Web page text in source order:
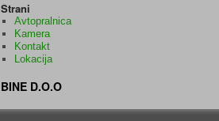
Strani
Avtopralnica
Kamera
Kontakt
Lokacija
BINE D.O.O